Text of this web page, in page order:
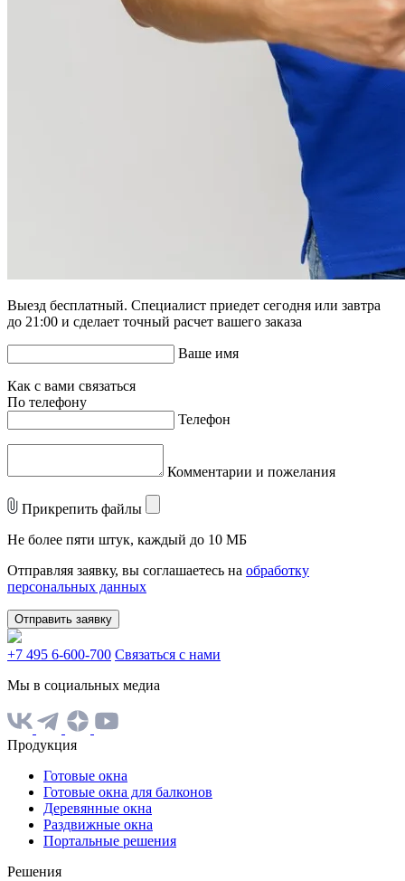
Выезд бесплатный. Специалист приедет сегодня или завтра
до 21:00 и сделает точный расчет вашего заказа
Ваше имя
Как с вами связаться
По телефону
Телефон
Комментарии и пожелания
Прикрепить файлы
Не более пяти штук, каждый до 10 МБ
Отправляя заявку, вы соглашаетесь на обработку
персональных данных
Отправить заявку
+7 495 6-600-700 Связаться с нами
Мы в социальных медиа
Продукция
Готовые окна
Готовые окна для балконов
Деревянные окна
Раздвижные окна
Портальные решения
Решения